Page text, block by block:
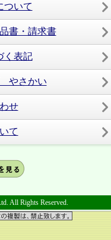
ついて
書・請求書
く表記
やさかい
せ
て
All Rights Reserved.